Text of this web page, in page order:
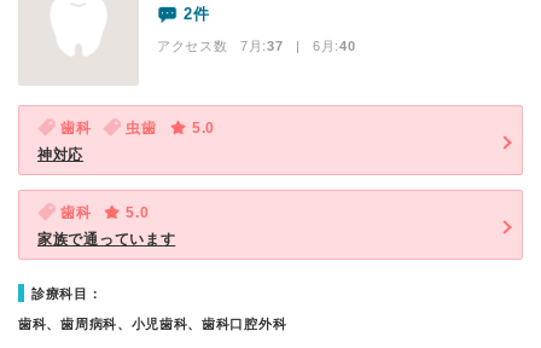
2件
アクセス数 7月:37 | 6月:40
歯科 虫歯
5.0
神対応
歯科
5.0
家族で通っています
診療科目：
歯科、歯周病科、小児歯科、歯科口腔外科